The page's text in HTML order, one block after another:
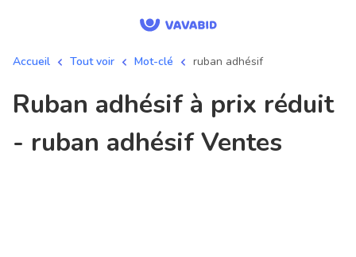
Accueil Tout voir Mot-clé ruban adhésif
ruban adhésif à prix réduit
- ruban adhésif Ventes